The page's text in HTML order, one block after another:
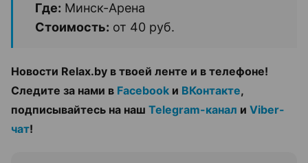
Где: Минск-Арена
Стоимость: от 40 руб.
Новости Relax.by в твоей ленте и в телефоне!
Следите за нами в Facebook и ВКонтакте,
подписывайтесь на наш Telegram-канал и Viber-
чат!